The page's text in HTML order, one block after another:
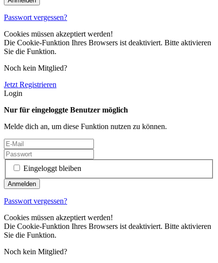
Passwort vergessen?
Cookies müssen akzeptiert werden!
Die Cookie-Funktion Ihres Browsers ist deaktiviert. Bitte aktivieren
Sie die Funktion.
Noch kein Mitglied?
Jetzt Registrieren
Login
Nur für eingeloggte Benutzer möglich
Melde dich an, um diese Funktion nutzen zu können.
Eingeloggt bleiben
Passwort vergessen?
Cookies müssen akzeptiert werden!
Die Cookie-Funktion Ihres Browsers ist deaktiviert. Bitte aktivieren
Sie die Funktion.
Noch kein Mitglied?